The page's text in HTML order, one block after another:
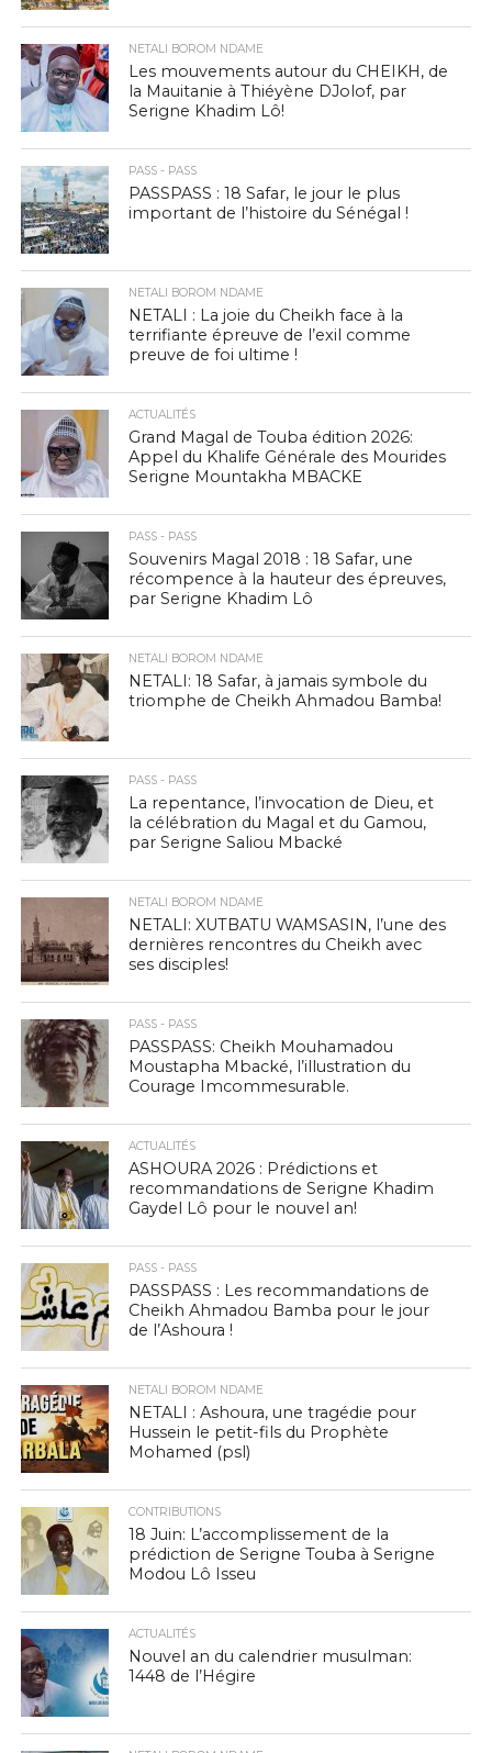
NETALI BOROM NDAME
Les mouvements autour du CHEIKH, de
la Mauitanie à Thiéyène DJolof, par
Serigne Khadim Lô!
PASS - PASS
PASSPASS : 18 Safar, le jour le plus
important de l’histoire du Sénégal !
NETALI BOROM NDAME
NETALI : La joie du Cheikh face à la
terrifiante épreuve de l’exil comme
preuve de foi ultime !
ACTUALITÉS
Grand Magal de Touba édition 2026:
Appel du Khalife Générale des Mourides
Serigne Mountakha MBACKE
PASS - PASS
Souvenirs Magal 2018 : 18 Safar, une
récompence à la hauteur des épreuves,
par Serigne Khadim Lô
NETALI BOROM NDAME
NETALI: 18 Safar, à jamais symbole du
triomphe de Cheikh Ahmadou Bamba!
PASS - PASS
La repentance, l’invocation de Dieu, et
la célébration du Magal et du Gamou,
par Serigne Saliou Mbacké
NETALI BOROM NDAME
NETALI: XUTBATU WAMSASIN, l’une des
dernières rencontres du Cheikh avec
ses disciples!
PASS - PASS
PASSPASS: Cheikh Mouhamadou
Moustapha Mbacké, l’illustration du
Courage Imcommesurable.
ACTUALITÉS
ASHOURA 2026 : Prédictions et
recommandations de Serigne Khadim
Gaydel Lô pour le nouvel an!
PASS - PASS
PASSPASS : Les recommandations de
Cheikh Ahmadou Bamba pour le jour
de l’Ashoura !
NETALI BOROM NDAME
NETALI : Ashoura, une tragédie pour
Hussein le petit-fils du Prophète
Mohamed (psl)
CONTRIBUTIONS
18 Juin: L’accomplissement de la
prédiction de Serigne Touba à Serigne
Modou Lô Isseu
ACTUALITÉS
Nouvel an du calendrier musulman:
1448 de l’Hégire